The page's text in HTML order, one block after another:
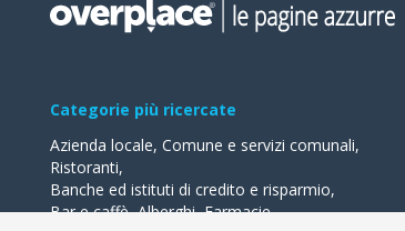
Categorie più ricercate
Azienda locale, Comune e servizi comunali,
Ristoranti,
Banche ed istituti di credito e risparmio,
Bar e caffè,Alberghi,Farmacie,